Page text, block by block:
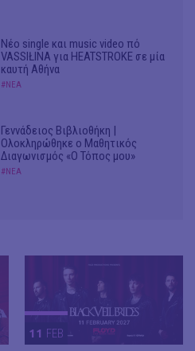
Νέο single και music video πό
VASSIŁINA για HEATSTROKE σε μία
καυτή Αθήνα
#ΝΕΑ
Γεννάδειος Βιβλιοθήκη |
Ολοκληρώθηκε ο Μαθητικός
Διαγωνισμός «Ο Τόπος μου»
#ΝΕΑ
11 FEB